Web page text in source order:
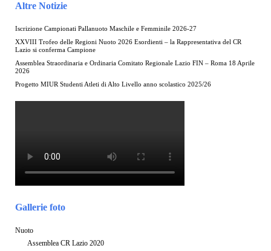
Altre Notizie
Iscrizione Campionati Pallanuoto Maschile e Femminile 2026-27
XXVIII Trofeo delle Regioni Nuoto 2026 Esordienti – la Rappresentativa del CR
Lazio si conferma Campione
Assemblea Straordinaria e Ordinaria Comitato Regionale Lazio FIN – Roma 18 Aprile
2026
Progetto MIUR Studenti Atleti di Alto Livello anno scolastico 2025/26
Gallerie foto
Nuoto
Assemblea CR Lazio 2020